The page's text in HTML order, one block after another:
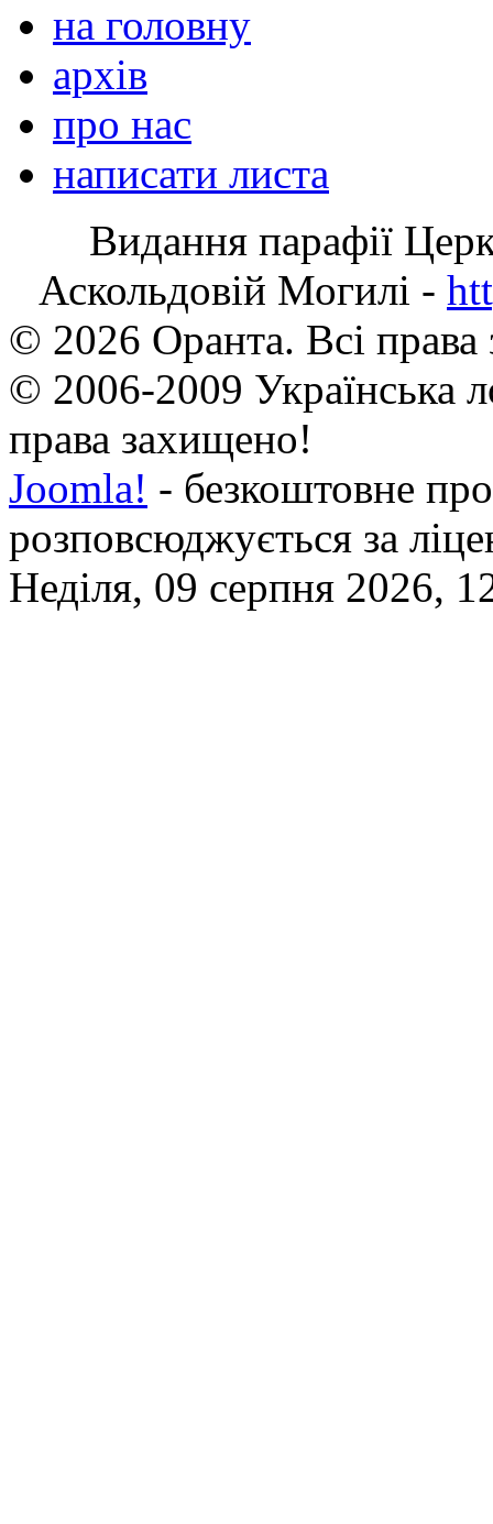
на головну
архів
про нас
написати листа
Видання парафії
Аскольдовій Могилі -
© 2026 Оранта. Всі
© 2006-2009 Українська
права захищено!
Joomla! - безкоштовне
розповсюджується за
Неділя, 09 серпня 2026,